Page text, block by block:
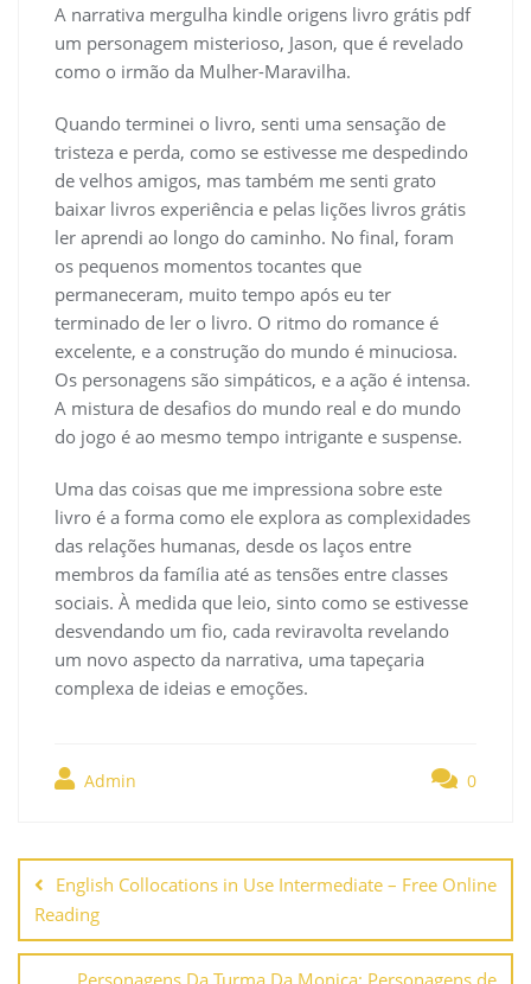
A narrativa mergulha kindle origens livro grátis pdf
um personagem misterioso, Jason, que é revelado
como o irmão da Mulher-Maravilha.
Quando terminei o livro, senti uma sensação de
tristeza e perda, como se estivesse me despedindo
de velhos amigos, mas também me senti grato
baixar livros experiência e pelas lições livros grátis
ler aprendi ao longo do caminho. No final, foram
os pequenos momentos tocantes que
permaneceram, muito tempo após eu ter
terminado de ler o livro. O ritmo do romance é
excelente, e a construção do mundo é minuciosa.
Os personagens são simpáticos, e a ação é intensa.
A mistura de desafios do mundo real e do mundo
do jogo é ao mesmo tempo intrigante e suspense.
Uma das coisas que me impressiona sobre este
livro é a forma como ele explora as complexidades
das relações humanas, desde os laços entre
membros da família até as tensões entre classes
sociais. À medida que leio, sinto como se estivesse
desvendando um fio, cada reviravolta revelando
um novo aspecto da narrativa, uma tapeçaria
complexa de ideias e emoções.
Admin 0
de
entradas
English Collocations in Use Intermediate – Free Online
Reading
Personagens Da Turma Da Monica: Personagens de